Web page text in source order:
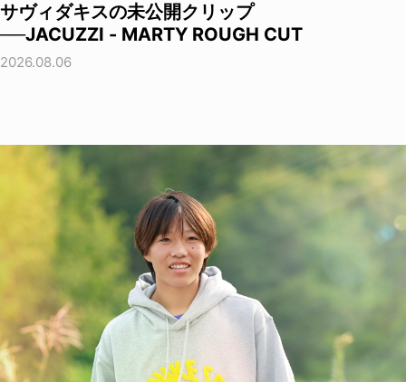
サヴィダキスの未公開クリップ
──JACUZZI - MARTY ROUGH CUT
2026.08.06